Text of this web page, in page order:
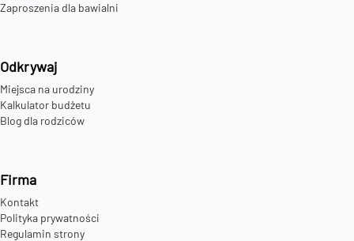
Zaproszenia dla bawialni
Odkrywaj
Miejsca na urodziny
Kalkulator budżetu
Blog dla rodziców
Firma
Kontakt
Polityka prywatności
Regulamin strony